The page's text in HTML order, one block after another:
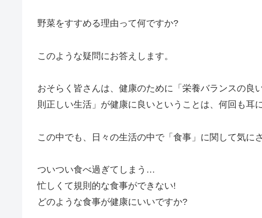
野菜をすすめる理由って何ですか?
このような疑問にお答えします。
おそらく皆さんは、健康のために「栄養バランスの良
則正しい生活」が健康に良いということは、何回も耳
この中でも、日々の生活の中で「食事」に関して気に
ついつい食べ過ぎてしまう…
忙しくて規則的な食事ができない!
どのような食事が健康にいいですか?